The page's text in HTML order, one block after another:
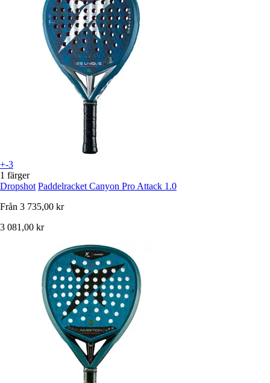
+-3
1 färger
Dropshot Paddelracket Canyon Pro Attack 1.0
Från 3 735,00 kr
3 081,00 kr